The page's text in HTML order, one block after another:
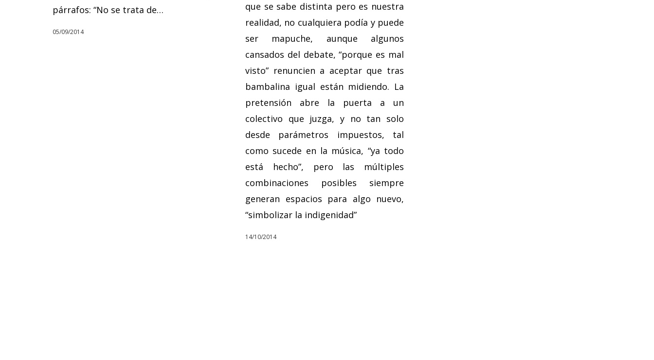
que se sabe distinta pero es nuestra
realidad, no cualquiera podía y puede
ser mapuche, aunque algunos
cansados del debate, “porque es mal
visto” renuncien a aceptar que tras
bambalina igual están midiendo. La
pretensión abre la puerta a un
colectivo que juzga, y no tan solo
desde parámetros impuestos, tal
como sucede en la música, “ya todo
está hecho”, pero las múltiples
combinaciones posibles siempre
generan espacios para algo nuevo,
“simbolizar la indigenidad”
14/10/2014
párrafos: “No se trata de…
05/09/2014